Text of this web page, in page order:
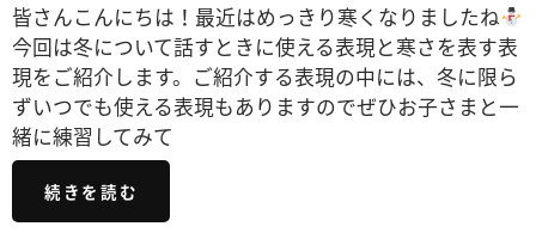
皆さんこんにちは！最近はめっきり寒くなりましたね
今回は冬について話すときに使える表現と寒さを表す表
現をご紹介します。ご紹介する表現の中には、冬に限ら
ずいつでも使える表現もありますのでぜひお子さまと一
緒に練習してみて
続きを読む